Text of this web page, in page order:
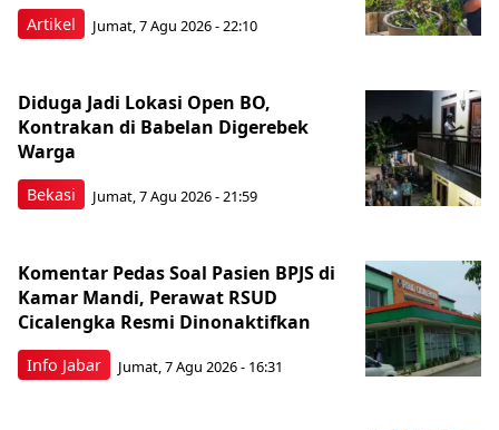
Artikel Jumat, 7 Agu 2026 - 22:10
Bekasi
Diduga Jadi Lokasi Open BO,
Kontrakan di Babelan Digerebek
Warga
Jumat, 7 Agu 2026 - 21:59
Info Jabar
Komentar Pedas Soal Pasien BPJS di
Kamar Mandi, Perawat RSUD
Cicalengka Resmi Dinonaktifkan
Jumat, 7 Agu 2026 - 16:31